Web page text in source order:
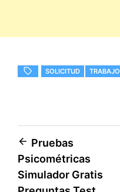
SOLICITUD TRABAJO
Navegación
de
entradas
Pruebas
Psicométricas
Simulador Gratis